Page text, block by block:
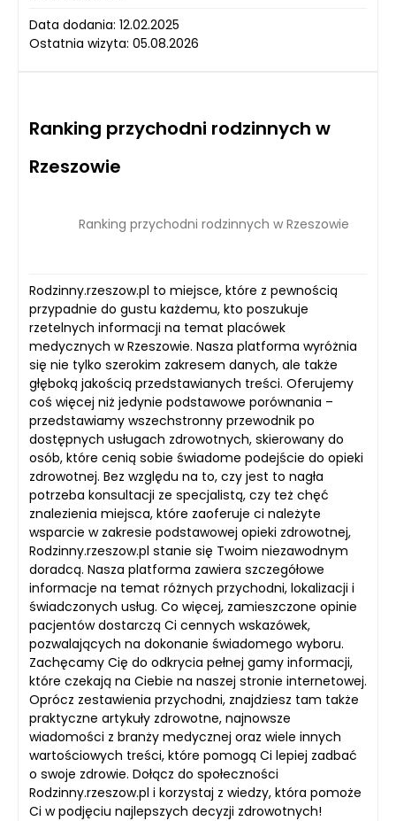
Data dodania: 12.02.2025
Ostatnia wizyta: 05.08.2026
Ranking przychodni rodzinnych w
Rzeszowie
Ranking przychodni rodzinnych w Rzeszowie
Rodzinny.rzeszow.pl to miejsce, które z pewnością
przypadnie do gustu każdemu, kto poszukuje
rzetelnych informacji na temat placówek
medycznych w Rzeszowie. Nasza platforma wyróżnia
się nie tylko szerokim zakresem danych, ale także
głęboką jakością przedstawianych treści. Oferujemy
coś więcej niż jedynie podstawowe porównania –
przedstawiamy wszechstronny przewodnik po
dostępnych usługach zdrowotnych, skierowany do
osób, które cenią sobie świadome podejście do opieki
zdrowotnej. Bez względu na to, czy jest to nagła
potrzeba konsultacji ze specjalistą, czy też chęć
znalezienia miejsca, które zaoferuje ci należyte
wsparcie w zakresie podstawowej opieki zdrowotnej,
Rodzinny.rzeszow.pl stanie się Twoim niezawodnym
doradcą. Nasza platforma zawiera szczegółowe
informacje na temat różnych przychodni, lokalizacji i
świadczonych usług. Co więcej, zamieszczone opinie
pacjentów dostarczą Ci cennych wskazówek,
pozwalających na dokonanie świadomego wyboru.
Zachęcamy Cię do odkrycia pełnej gamy informacji,
które czekają na Ciebie na naszej stronie internetowej.
Oprócz zestawienia przychodni, znajdziesz tam także
praktyczne artykuły zdrowotne, najnowsze
wiadomości z branży medycznej oraz wiele innych
wartościowych treści, które pomogą Ci lepiej zadbać
o swoje zdrowie. Dołącz do społeczności
Rodzinny.rzeszow.pl i korzystaj z wiedzy, która pomoże
Ci w podjęciu najlepszych decyzji zdrowotnych!